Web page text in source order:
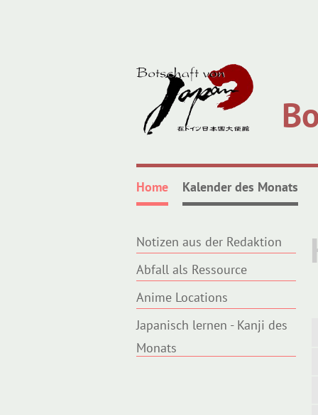
Home Kalender des Monats
Notizen aus der Redaktion
Abfall als Ressource
Anime Locations
Japanisch lernen - Kanji des
Monats